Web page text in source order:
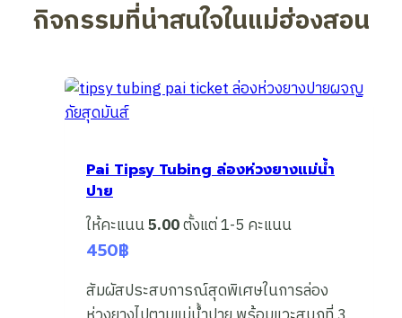
กิจกรรมที่น่าสนใจในแม่ฮ่องสอน
Pai Tipsy Tubing ล่องห่วงยางแม่น้ำ
ปาย
ให้คะแนน5.00ตั้งแต่ 1-5 คะแนน
450฿
สัมผัสประสบการณ์สุดพิเศษในการล่อง